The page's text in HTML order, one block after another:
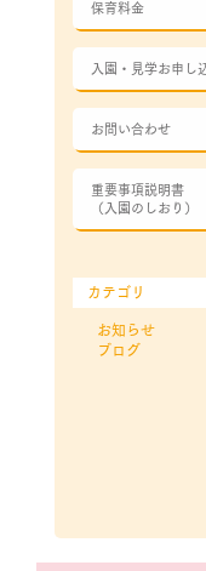
保育料金
入園・見学お申し
お問い合わせ
重要事項説明書
（入園のしおり）
カテゴリ
お知らせ
ブログ